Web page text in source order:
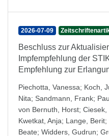
2026-07-09
Beschluss zur
Impfempfehlung der
Empfehlung zur
Piechotta, Vanessa; Koch,
Nita; Sandmann, Frank;
von Bernuth, Horst; Ciesek,
Kwetkat, Anja; Lange, Berit;
Beate; Widders, Gudrun;